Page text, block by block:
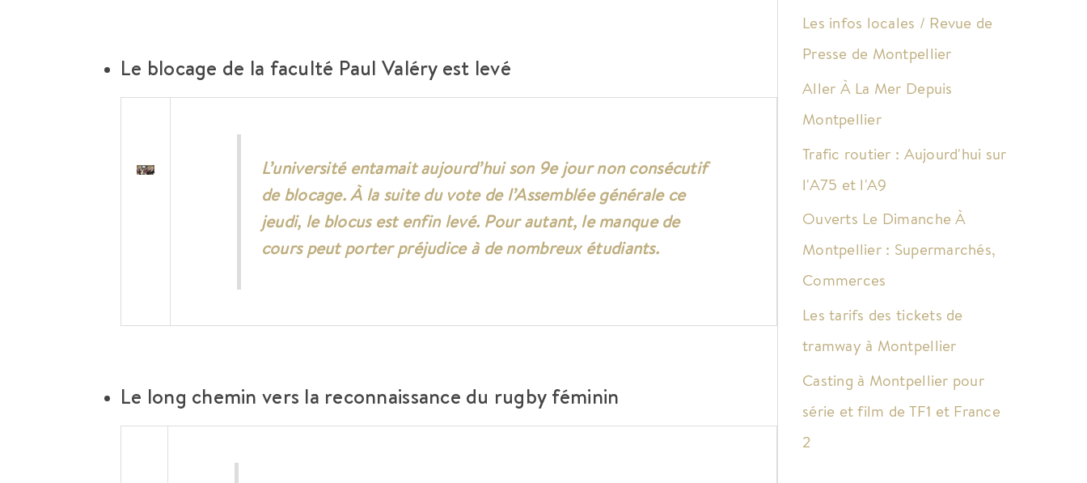
Le blocage de la faculté Paul Valéry est levé
L’université entamait aujourd’hui son 9e jour non consécutif
de blocage. À la suite du vote de l’Assemblée générale ce
jeudi, le blocus est enfin levé. Pour autant, le manque de
cours peut porter préjudice à de nombreux étudiants.
Le long chemin vers la reconnaissance du rugby féminin
Les infos locales / Revue de
Presse de Montpellier
Aller À La Mer Depuis
Montpellier
Trafic routier : Aujourd'hui sur
l'A75 et l'A9
Ouverts Le Dimanche À
Montpellier : Supermarchés,
Commerces
Les tarifs des tickets de
tramway à Montpellier
Casting à Montpellier pour
série et film de TF1 et France
2